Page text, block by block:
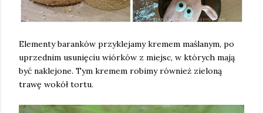
Elementy baranków przyklejamy kremem maślanym, po
uprzednim usunięciu wiórków z miejsc, w których mają
być naklejone. Tym kremem robimy również zieloną
trawę wokół tortu.